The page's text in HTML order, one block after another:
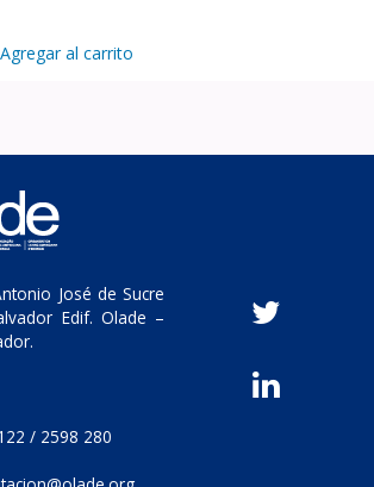
Agregar al carrito
José de Sucre
Edif. Olade –
/ 2598 280